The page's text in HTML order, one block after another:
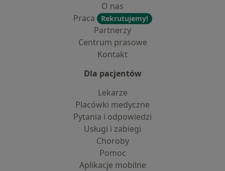
O nas
Praca
Rekrutujemy!
Partnerzy
Centrum prasowe
Kontakt
Dla pacjentów
Lekarze
Placówki medyczne
Pytania i odpowiedzi
Usługi i zabiegi
Choroby
Pomoc
Aplikacje mobilne